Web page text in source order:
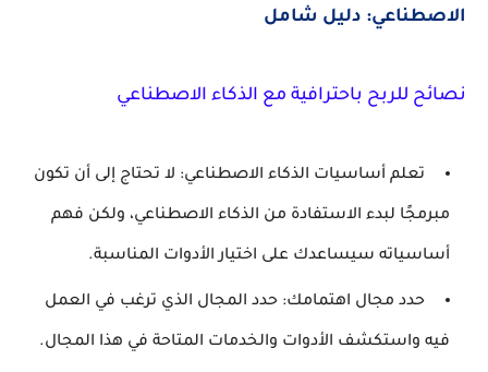
الاصطناعي: دليل شامل
نصائح للربح باحترافية مع الذكاء الاصطناعي
تعلم أساسيات الذكاء الاصطناعي: لا تحتاج إلى أن تكون
مبرمجًا لبدء الاستفادة من الذكاء الاصطناعي، ولكن فهم
أساسياته سيساعدك على اختيار الأدوات المناسبة.
حدد مجال اهتمامك: حدد المجال الذي ترغب في العمل
فيه واستكشف الأدوات والخدمات المتاحة في هذا المجال.